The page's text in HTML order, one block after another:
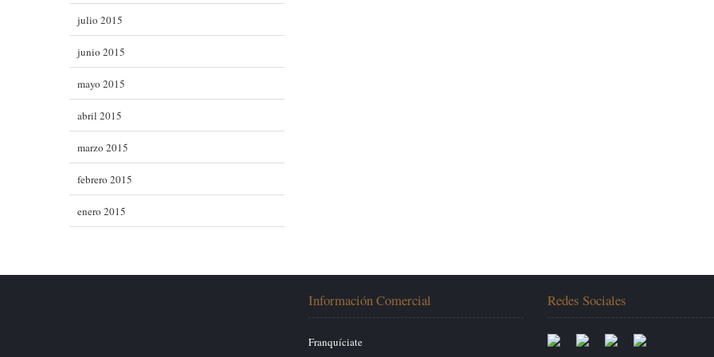
julio 2015
junio 2015
mayo 2015
abril 2015
marzo 2015
febrero 2015
enero 2015
Información Comercial
Franquíciate
Redes Sociales